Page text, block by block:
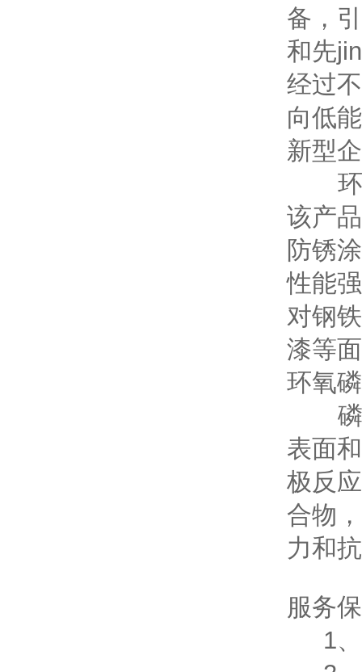
备，
和先
经过
向低
新型
环氧
该产
防锈
性能
对钢
漆等
环氧
磷酸
表面
极反
合物
力和
服务
1、